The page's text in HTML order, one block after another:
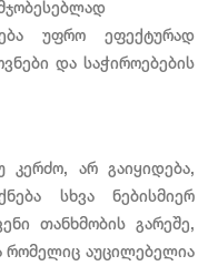
უფრო ეფექტურად
და საჭიროებების
კერძო, არ გაიყიდება,
სხვა ნებისმიერ
თანხმობის გარეშე,
რომელიც აუცილებელია